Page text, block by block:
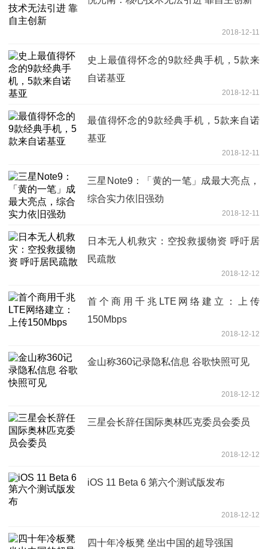
2018-12-11
史上最值得怀念的9款经典手机，5款来
自诺基亚
2018-12-11
最值得怀念的9款经典手机，5款来自诺
基亚
2018-12-11
三星Note9：「黄的一笔」成最大亮点，
综合实力依旧强劲
2018-12-11
日本无人机救灾：空投救援物资 呼吁居
民疏散
2018-12-12
首个商用千兆LTE网络建立：上传
150Mbps
2018-12-12
金山称360记录隐私信息 谷歌快照可见
2018-12-12
三星会长辞任国际奥林匹克委员会委员
2018-12-12
iOS 11 Beta 6 第六个测试版发布
2018-12-12
四十年冷板凳 坐出中国的超导强国